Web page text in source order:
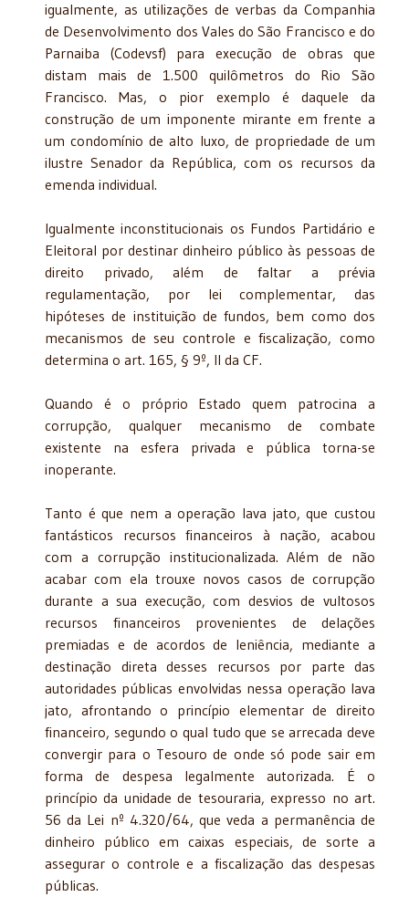
igualmente, as utilizações de verbas da Companhia
de Desenvolvimento dos Vales do São Francisco e do
Parnaiba (Codevsf) para execução de obras que
distam mais de 1.500 quilômetros do Rio São
Francisco. Mas, o pior exemplo é daquele da
construção de um imponente mirante em frente a
um condomínio de alto luxo, de propriedade de um
ilustre Senador da República, com os recursos da
emenda individual.
Igualmente inconstitucionais os Fundos Partidário e
Eleitoral por destinar dinheiro público às pessoas de
direito privado, além de faltar a prévia
regulamentação, por lei complementar, das
hipóteses de instituição de fundos, bem como dos
mecanismos de seu controle e fiscalização, como
determina o art. 165, § 9º, II da CF.
Quando é o próprio Estado quem patrocina a
corrupção, qualquer mecanismo de combate
existente na esfera privada e pública torna-se
inoperante.
Tanto é que nem a operação lava jato, que custou
fantásticos recursos financeiros à nação, acabou
com a corrupção institucionalizada. Além de não
acabar com ela trouxe novos casos de corrupção
durante a sua execução, com desvios de vultosos
recursos financeiros provenientes de delações
premiadas e de acordos de leniência, mediante a
destinação direta desses recursos por parte das
autoridades públicas envolvidas nessa operação lava
jato, afrontando o princípio elementar de direito
financeiro, segundo o qual tudo que se arrecada deve
convergir para o Tesouro de onde só pode sair em
forma de despesa legalmente autorizada. É o
princípio da unidade de tesouraria, expresso no art.
56 da Lei nº 4.320/64, que veda a permanência de
dinheiro público em caixas especiais, de sorte a
assegurar o controle e a fiscalização das despesas
públicas.